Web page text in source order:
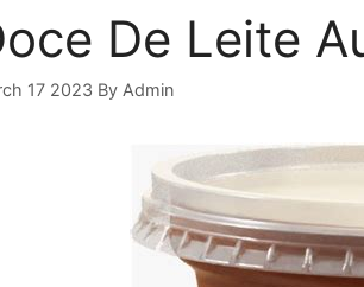
De Leite
17 2023 By Admin